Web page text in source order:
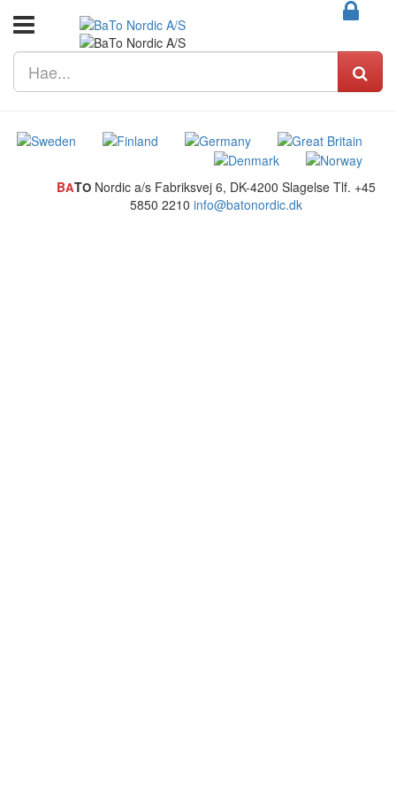
BATONordic a/s Fabriksvej 6, DK-4200 Slagelse Tlf. +45
5850 2210 info@batonordic.dk